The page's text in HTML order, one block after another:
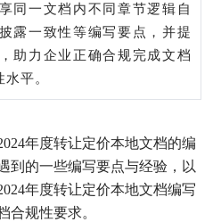
同一文档内不同章节逻辑自
露一致性等编写要点，并提
助力企业正确合规完成文档
平。
年度转让定价本地文档的编
到的一些编写要点与经验，以
年度转让定价本地文档编写
合规性要求。